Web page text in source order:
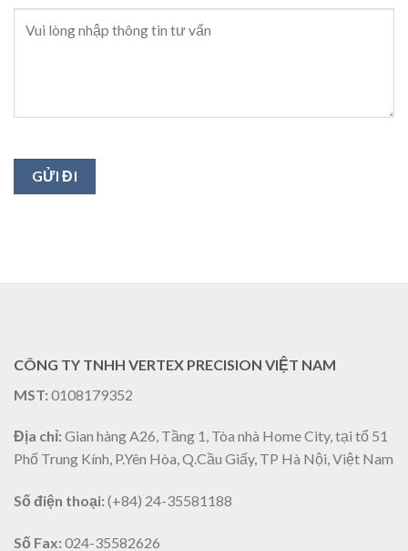
CÔNG TY TNHH VERTEX PRECISION VIỆT NAM
MST: 0108179352
Địa chỉ: Gian hàng A26, Tầng 1, Tòa nhà Home City, tại tổ 51
Phố Trung Kính, P.Yên Hòa, Q.Cầu Giấy, TP Hà Nội, Việt Nam
Số điện thoại: (+84) 24-35581188
Số Fax: 024-35582626